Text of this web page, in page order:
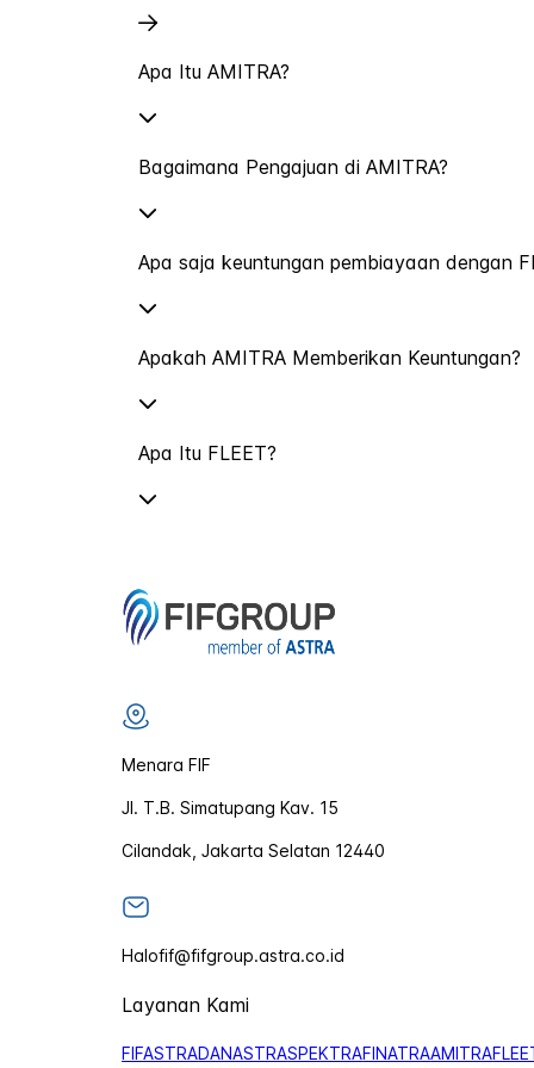
Apa Itu AMITRA?
Bagaimana Pengajuan di AMITRA?
Apa saja keuntungan pembiayaan dengan
Apakah AMITRA Memberikan Keuntungan?
Apa Itu FLEET?
Menara FIF
Jl. T.B. Simatupang Kav. 15
Cilandak, Jakarta Selatan 12440
Halofif@fifgroup.astra.co.id
Layanan Kami
FIFASTRADANASTRASPEKTRAFINATRAAMITRA